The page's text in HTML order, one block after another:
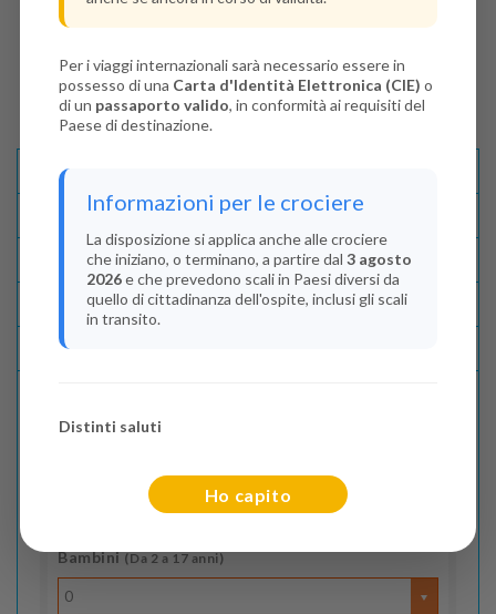
Disponibilità
Condizioni
Recensioni
Indica il numero dei passeggeri
Bambini(Da 2 a 17 anni)
0
Per i viaggi internazionali sarà necessario essere in
possesso di una Carta d'Identità Elettronica (CIE) o
di un passaporto valido, in conformità ai requisiti del
Paese di destinazione.
Informazioni per le crociere
La disposizione si applica anche alle crociere
che iniziano, o terminano, a partire dal 3 agosto
2026e che prevedono scali in Paesi diversi da
quello di cittadinanza dell'ospite, inclusi gli scali
in transito.
Distinti saluti
Ho capito